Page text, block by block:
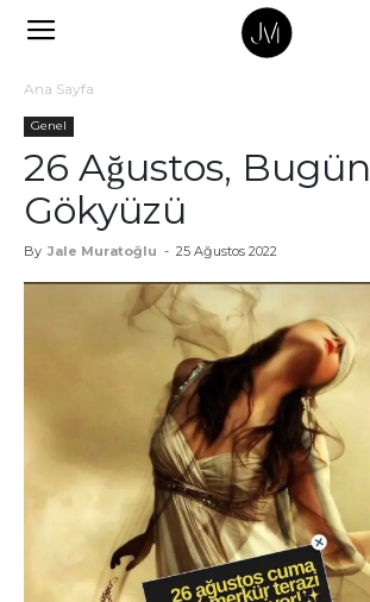
Ana Sayfa
Genel
26 Ağustos, Bugün
Gökyüzü
By Jale Muratoğlu - 25 Ağustos 2022